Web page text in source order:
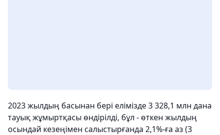
2023 жылдың басынан бері елімізде 3 328,1 млн дана
тауық жұмыртқасы өндірілді, бұл - өткен жылдың
осындай кезеңімен салыстырғанда 2,1%-ға аз (3